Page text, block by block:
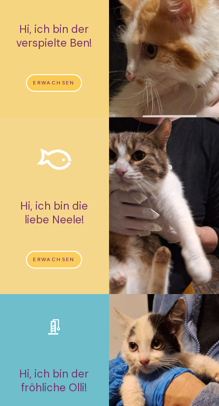
Hi, ich bin der
verspielte Ben!
ERWACHSEN
Hi, ich bin die
liebe Neele!
ERWACHSEN
Hi, ich bin der
fröhliche Olli!